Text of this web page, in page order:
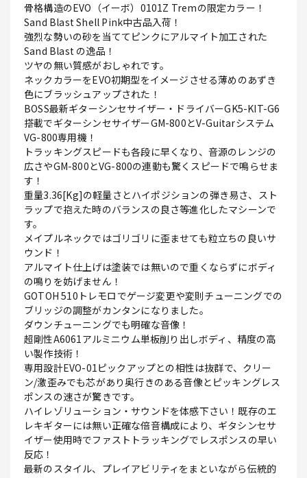
骨格構造のEVO（イーボ）0101Z Tremの限定カラー！
Sand Blast Shell Pink中古品入荷！
強烈な勢いの砂を当ててピンクにアルマイト加工された
Sand Blast の逸品！
ツヤの無い質感がおしゃれです。
ネックカラーをEVO初期型をイメージさせる薄めのあずき
色にブラッシュアップされた！
BOSS最新ギターシンセサイザー・ドライバーGK5-KIT-G6
搭載でギターシンセサイザーGM-800とV-Guitarシステム
VG-800専用機！
トラッキングスピードも各段に早くなり、音源のレンジの
広さやGM-800とVG-800の連動も驚くスピードで鳴らせま
す！
重量3.36[Kg]の軽量さとハイポジションの弾き易さ、スト
ラップで抱えた時のバランスの良さ等進化したマシーンで
す。
メイプルネックではゴリゴリに歪ませても粒立ちの良いサ
ウンド！
アルマイト仕上げは塗装では無いので重くならずにボディ
の鳴りを妨げません！
GOTOH 510トレモロでゲージ変更や変則チューニングでの
ブリッジの調整がカンタンになりました。
ダウンチューニングでも明確な音像！
超剛性A6061アルミニウム単板削り出しボディ、精度の高
い製作技術！
専用設計EVO-01ピックアップとの相性は抜群で、クリー
ン/激歪みでも芯があり奥行きのある音像とピッキングレス
ポンスの速さが驚きです。
ハイレゾリューション・サウンドを体感下さい！既存のエ
レキギターには無い正確な倍音構成により、ギタシンセサ
イザー使用時でファストトラッキングでレスポンスの早い
反応！
最新のスタイル、プレイアビリティをまといながら伝統的